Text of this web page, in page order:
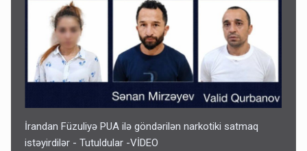
İrandan Füzuliyə PUA ilə göndərilən narkotiki satmaq
istəyirdilər - Tutuldular -VİDEO